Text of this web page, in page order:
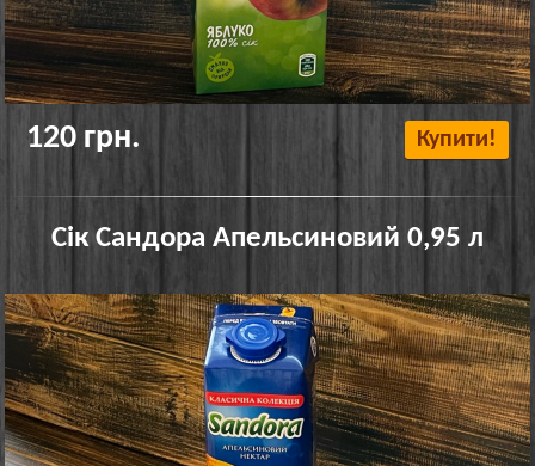
120 грн. Купити!
Сік Сандора Апельсиновий 0,95 л